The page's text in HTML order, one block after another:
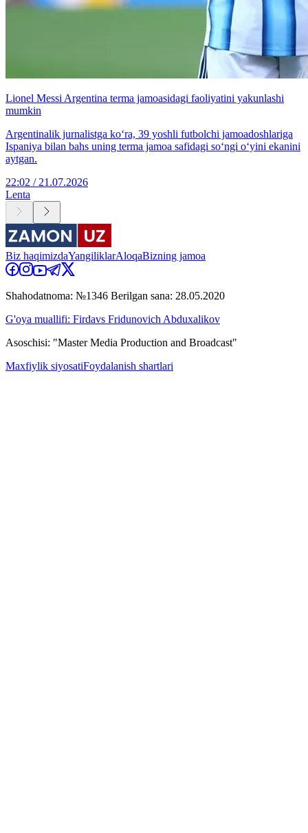
Lionel Messi Argentina terma jamoasidagi faoliyatini yakunlashi
mumkin
Argentinalik jurnalistga ko‘ra, 39 yoshli futbolchi jamoadoshlariga
Ispaniya bilan bahs uning terma jamoa safidagi so‘ngi o‘yini ekanini
aytgan.
22:02 / 21.07.2026
Lenta
Biz haqimizdaYangiliklarAloqaBizning jamoa
Shahodatnoma: №1346 Berilgan sana: 28.05.2020
G'oya muallifi: Firdavs Fridunovich Abduxalikov
Asoschisi: "Master Media Production and Broadcast"
Maxfiylik siyosatiFoydalanish shartlari